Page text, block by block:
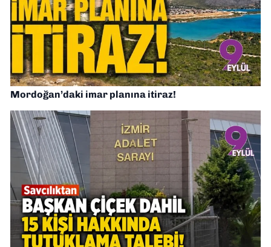
Mordoğan’daki imar planına itiraz!